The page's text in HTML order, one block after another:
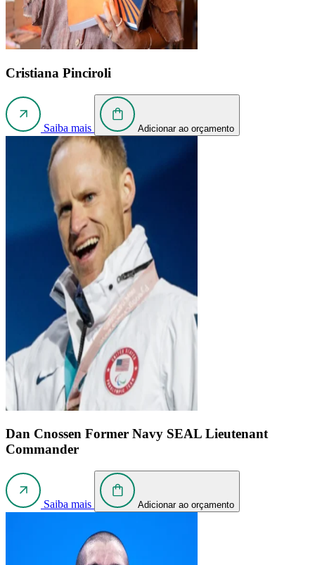
Cristiana Pinciroli
Saiba mais Adicionar ao orçamento
Dan Cnossen Former Navy SEAL Lieutenant
Commander
Saiba mais Adicionar ao orçamento